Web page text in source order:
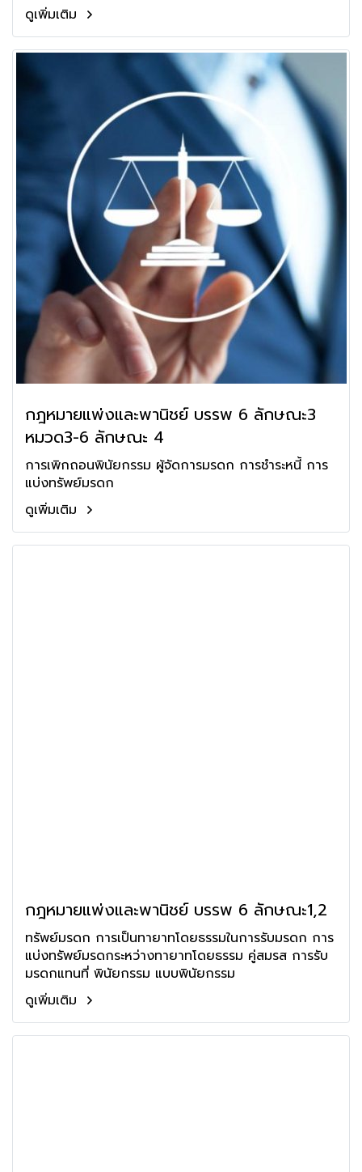
ดูเพิ่มเติม
กฎหมายแพ่งและพานิชย์ บรรพ 6 ลักษณะ3
หมวด3-6 ลักษณะ 4
การเพิกถอนพินัยกรรม ผู้จัดการมรดก การชำระหนี้ การ
แบ่งทรัพย์มรดก
ดูเพิ่มเติม
กฎหมายแพ่งและพานิชย์ บรรพ 6 ลักษณะ1,2
ทรัพย์มรดก การเป็นทายาทโดยธรรมในการรับมรดก การ
แบ่งทรัพย์มรดกระหว่างทายาทโดยธรรม คู่สมรส การรับ
มรดกแทนที่ พินัยกรรม แบบพินัยกรรม
ดูเพิ่มเติม